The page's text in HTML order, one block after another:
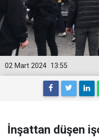
13:55
02 Mart 2024
İnşattan düşen